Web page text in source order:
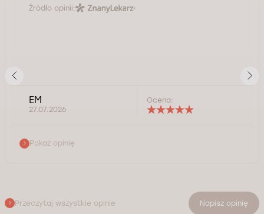
Źródło opinii:
EM
27.07.2026
Ocena:
Pokaż opinię
Przeczytaj wszystkie opinie Napisz opinię